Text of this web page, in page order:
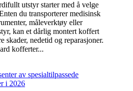
utstyr starter med å velge
du transporterer medisinsk
måleverktøy eller
kan et dårlig montert koffert
skader, nedetid og reparasjoner.
kofferter...